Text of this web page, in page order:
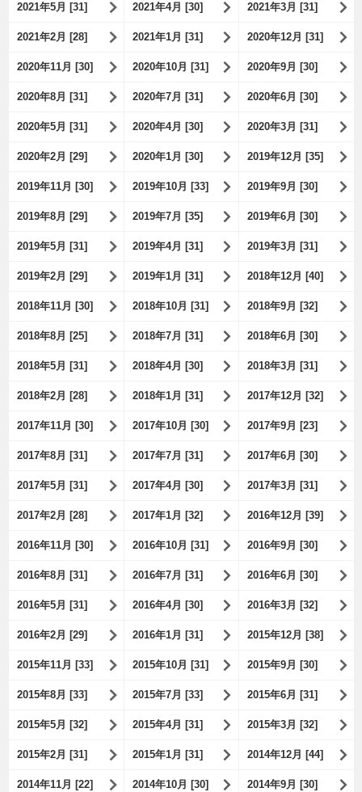
2021年5月 [31] 2021年4月 [30] 2021年3月 [31]
2021年2月 [28] 2021年1月 [31] 2020年12月 [31]
2020年11月 [30] 2020年10月 [31] 2020年9月 [30]
2020年8月 [31] 2020年7月 [31] 2020年6月 [30]
2020年5月 [31] 2020年4月 [30] 2020年3月 [31]
2020年2月 [29] 2020年1月 [30] 2019年12月 [35]
2019年11月 [30] 2019年10月 [33] 2019年9月 [30]
2019年8月 [29] 2019年7月 [35] 2019年6月 [30]
2019年5月 [31] 2019年4月 [31] 2019年3月 [31]
2019年2月 [29] 2019年1月 [31] 2018年12月 [40]
2018年11月 [30] 2018年10月 [31] 2018年9月 [32]
2018年8月 [25] 2018年7月 [31] 2018年6月 [30]
2018年5月 [31] 2018年4月 [30] 2018年3月 [31]
2018年2月 [28] 2018年1月 [31] 2017年12月 [32]
2017年11月 [30] 2017年10月 [30] 2017年9月 [23]
2017年8月 [31] 2017年7月 [31] 2017年6月 [30]
2017年5月 [31] 2017年4月 [30] 2017年3月 [31]
2017年2月 [28] 2017年1月 [32] 2016年12月 [39]
2016年11月 [30] 2016年10月 [31] 2016年9月 [30]
2016年8月 [31] 2016年7月 [31] 2016年6月 [30]
2016年5月 [31] 2016年4月 [30] 2016年3月 [32]
2016年2月 [29] 2016年1月 [31] 2015年12月 [38]
2015年11月 [33] 2015年10月 [31] 2015年9月 [30]
2015年8月 [33] 2015年7月 [33] 2015年6月 [31]
2015年5月 [32] 2015年4月 [31] 2015年3月 [32]
2015年2月 [31] 2015年1月 [31] 2014年12月 [44]
2014年11月 [22] 2014年10月 [30] 2014年9月 [30]